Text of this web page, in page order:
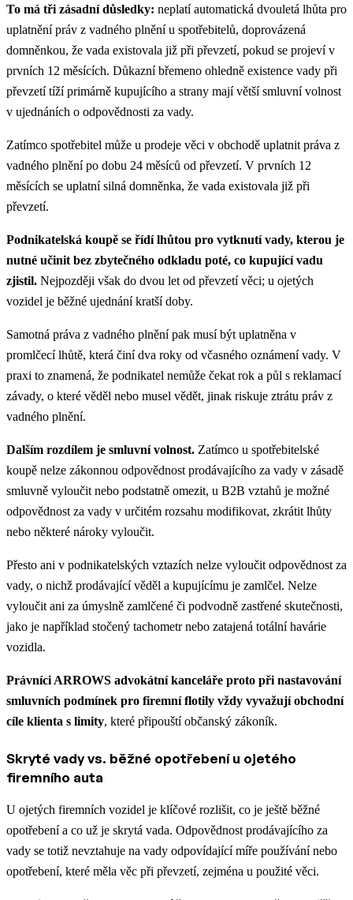
To má tři zásadní důsledky: neplatí automatická dvouletá lhůta pro
uplatnění práv z vadného plnění u spotřebitelů, doprovázená
domněnkou, že vada existovala již při převzetí, pokud se projeví v
prvních 12 měsících. Důkazní břemeno ohledně existence vady při
převzetí tíží primárně kupujícího a strany mají větší smluvní volnost
v ujednáních o odpovědnosti za vady.
Zatímco spotřebitel může u prodeje věci v obchodě uplatnit práva z
vadného plnění po dobu 24 měsíců od převzetí. V prvních 12
měsících se uplatní silná domněnka, že vada existovala již při
převzetí.
Podnikatelská koupě se řídí lhůtou pro vytknutí vady, kterou je
nutné učinit bez zbytečného odkladu poté, co kupující vadu
zjistil. Nejpozději však do dvou let od převzetí věci; u ojetých
vozidel je běžné ujednání kratší doby.
Samotná práva z vadného plnění pak musí být uplatněna v
promlčecí lhůtě, která činí dva roky od včasného oznámení vady. V
praxi to znamená, že podnikatel nemůže čekat rok a půl s reklamací
závady, o které věděl nebo musel vědět, jinak riskuje ztrátu práv z
vadného plnění.
Dalším rozdílem je smluvní volnost. Zatímco u spotřebitelské
koupě nelze zákonnou odpovědnost prodávajícího za vady v zásadě
smluvně vyloučit nebo podstatně omezit, u B2B vztahů je možné
odpovědnost za vady v určitém rozsahu modifikovat, zkrátit lhůty
nebo některé nároky vyloučit.
Přesto ani v podnikatelských vztazích nelze vyloučit odpovědnost za
vady, o nichž prodávající věděl a kupujícímu je zamlčel. Nelze
vyloučit ani za úmyslně zamlčené či podvodně zastřené skutečnosti,
jako je například stočený tachometr nebo zatajená totální havárie
vozidla.
Právníci ARROWS advokátní kanceláře proto při nastavování
smluvních podmínek pro firemní flotily vždy vyvažují obchodní
cíle klienta s limity, které připouští občanský zákoník.
Skryté vady vs. běžné opotřebení u ojetého
firemního auta
U ojetých firemních vozidel je klíčové rozlišit, co je ještě běžné
opotřebení a co už je skrytá vada. Odpovědnost prodávajícího za
vady se totiž nevztahuje na vady odpovídající míře používání nebo
opotřebení, které měla věc při převzetí, zejména u použité věci.